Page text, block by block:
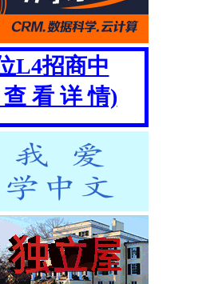
L4招商中
看 详 情)